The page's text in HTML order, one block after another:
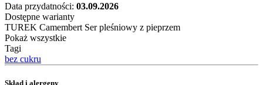
Data przydatności: 03.09.2026
Dostępne warianty
TUREK Camembert Ser pleśniowy z pieprzem
Pokaż wszystkie
Tagi
bez cukru
Skład i alergeny